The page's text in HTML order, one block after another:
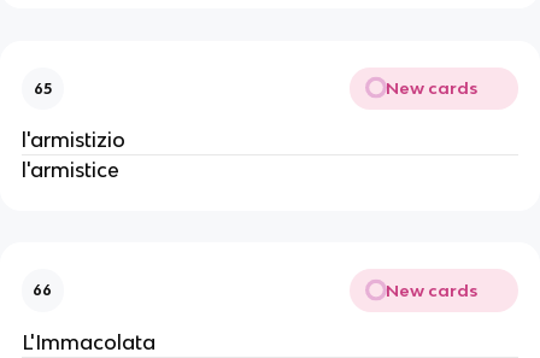
65 New cards
l'armistizio
l'armistice
66 New cards
L'Immacolata